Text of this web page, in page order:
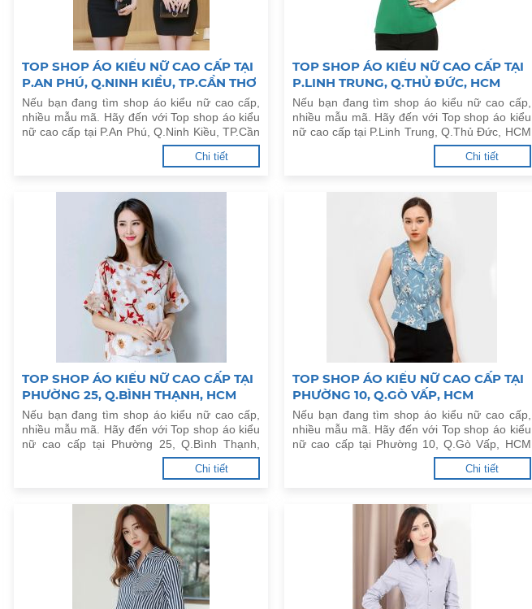
TOP SHOP ÁO KIỂU NỮ CAO CẤP TẠI
P.AN PHÚ, Q.NINH KIỀU, TP.CẦN THƠ
Nếu bạn đang tìm shop áo kiểu nữ cao cấp,
nhiều mẫu mã. Hãy đến với Top shop áo kiểu
nữ cao cấp tại P.An Phú, Q.Ninh Kiều, TP.Cần
Chi tiết
TOP SHOP ÁO KIỂU NỮ CAO CẤP TẠI
P.LINH TRUNG, Q.THỦ ĐỨC, HCM
Nếu bạn đang tìm shop áo kiểu nữ cao cấp,
nhiều mẫu mã. Hãy đến với Top shop áo kiểu
nữ cao cấp tại P.Linh Trung, Q.Thủ Đức, HCM
Chi tiết
TOP SHOP ÁO KIỂU NỮ CAO CẤP TẠI
PHƯỜNG 25, Q.BÌNH THẠNH, HCM
Nếu bạn đang tìm shop áo kiểu nữ cao cấp,
nhiều mẫu mã. Hãy đến với Top shop áo kiểu
nữ cao cấp tại Phường 25, Q.Bình Thạnh,
Chi tiết
TOP SHOP ÁO KIỂU NỮ CAO CẤP TẠI
PHƯỜNG 10, Q.GÒ VẤP, HCM
Nếu bạn đang tìm shop áo kiểu nữ cao cấp,
nhiều mẫu mã. Hãy đến với Top shop áo kiểu
nữ cao cấp tại Phường 10, Q.Gò Vấp, HCM
Chi tiết